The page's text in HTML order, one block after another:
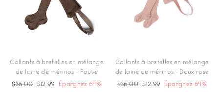
Collants à bretelles en mélange
de laine de mérinos - Fauve
Prix
$36.00
Prix
$12.99 Épargnez 64%
Collants à bretelles en mélange
de laine de mérinos - Doux rose
Prix
$36.00
Prix
$12.99 Épargnez 64%